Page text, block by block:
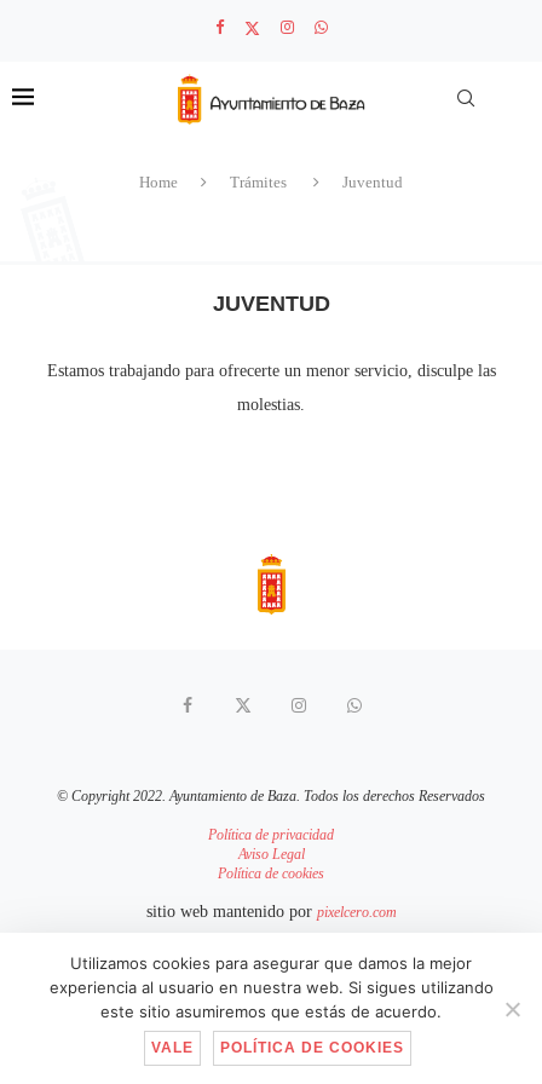
Home Trámites Juventud
JUVENTUD
Estamos trabajando para ofrecerte un menor servicio, disculpe las
molestias.
© Copyright 2022. Ayuntamiento de Baza. Todos los derechos Reservados
Política de privacidad
Aviso Legal
Política de cookies
sitio web mantenido por pixelcero.com
IR ARRIBA
Utilizamos cookies para asegurar que damos la mejor
experiencia al usuario en nuestra web. Si sigues utilizando
este sitio asumiremos que estás de acuerdo.
VALE POLÍTICA DE COOKIES